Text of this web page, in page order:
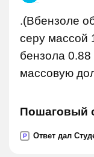
.(Вбензоле
серу массой
бензола
массовую
Пошаговый
P Ответ дал